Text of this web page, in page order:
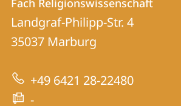
und
Informationen
zur
Website
Fach
Religionswissenschaft
Fach Religionswissenschaft
Landgraf-Philipp-Str. 4
35037 Marburg
+49 6421 28-22480
-